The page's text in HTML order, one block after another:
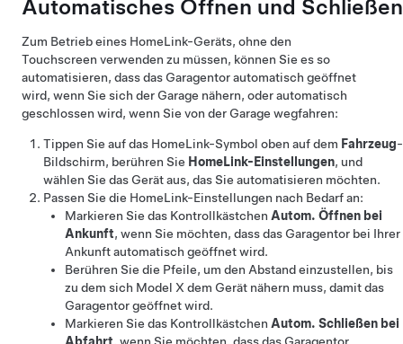
Automatisches Öffnen und Schließen
Zum Betrieb eines HomeLink-Geräts, ohne den
Touchscreen verwenden zu müssen, können Sie es so
automatisieren, dass das Garagentor automatisch geöffnet
wird, wenn Sie sich der Garage nähern, oder automatisch
geschlossen wird, wenn Sie von der Garage wegfahren:
Tippen Sie auf das HomeLink-Symbol oben auf dem Fahrzeug-
Bildschirm, berühren Sie HomeLink-Einstellungen, und
wählen Sie das Gerät aus, das Sie automatisieren möchten.
Passen Sie die HomeLink-Einstellungen nach Bedarf an:
Markieren Sie das Kontrollkästchen Autom. Öffnen bei
Ankunft, wenn Sie möchten, dass das Garagentor bei Ihrer
Ankunft automatisch geöffnet wird.
Berühren Sie die Pfeile, um den Abstand einzustellen, bis
zu dem sich Model X dem Gerät nähern muss, damit das
Garagentor geöffnet wird.
Markieren Sie das Kontrollkästchen Autom. Schließen bei